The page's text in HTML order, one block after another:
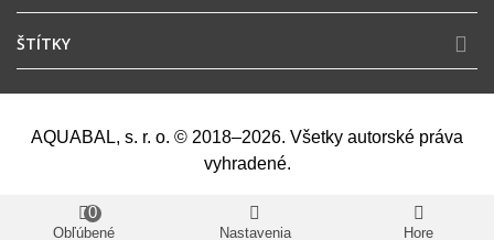
ŠTÍTKY
AQUABAL, s. r. o. © 2018–2026. Všetky autorské práva
vyhradené.
Obľúbené
0
Nastavenia Hore